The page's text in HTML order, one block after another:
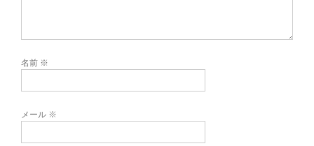
名前 ※
メール ※